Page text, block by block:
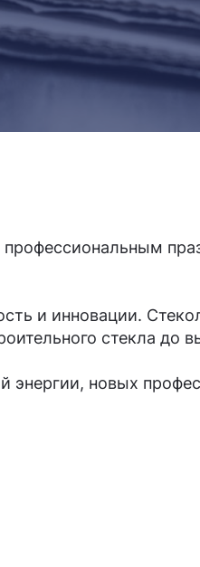
профессиональным
и инновации.
стекла до
энергии, новых